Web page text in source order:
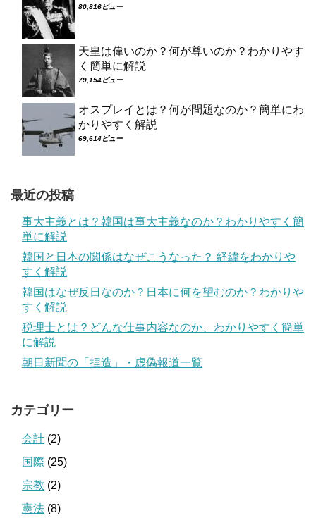
80,816ビュー
天皇は偉いのか？何が尊いのか？わかりやす
く簡単に解説
79,154ビュー
オスプレイとは？何が問題なのか？簡単にわ
かりやすく解説
69,614ビュー
最近の投稿
事大主義とは？韓国は事大主義なのか？わかりやすく簡
単に解説
韓国と日本の関係はなぜこうなった？ 経緯をわかりや
すく解説
韓国はなぜ反日なのか？日本に何を望むのか？わかりや
すく解説
税理士とは？どんな仕事内容なのか、わかりやすく簡単
に解説
朝日新聞の「捏造」・虚偽報道一覧
カテゴリー
会計 (2)
国際 (25)
宗教 (2)
憲法 (8)